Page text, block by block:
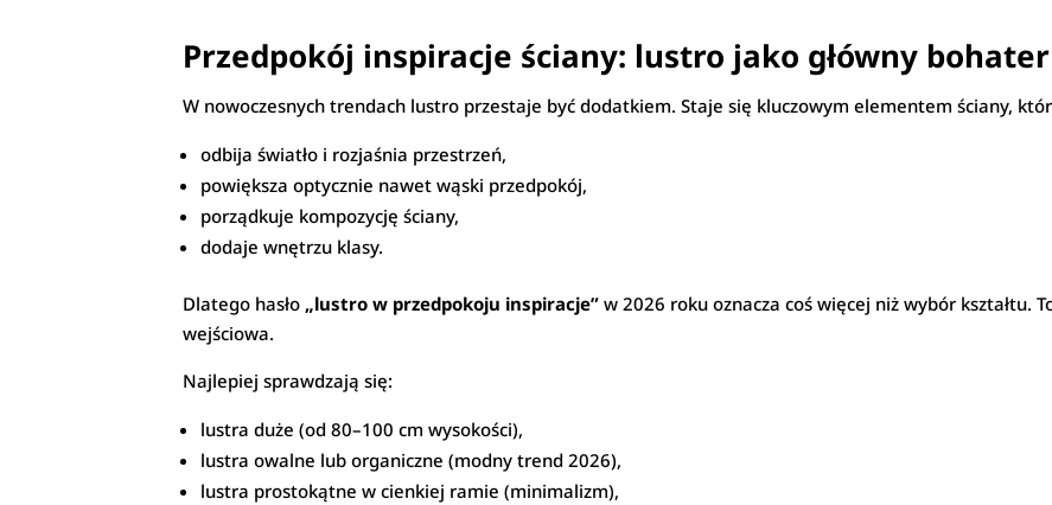
Przedpokój inspiracje ściany: lustro jako główny
W nowoczesnych trendach lustro przestaje być dodatkiem. Staje się kluczowym elementem ściany,
odbija światło i rozjaśnia przestrzeń,
powiększa optycznie nawet wąski przedpokój,
porządkuje kompozycję ściany,
dodaje wnętrzu klasy.
Dlatego hasło „lustro w przedpokoju inspiracje” w 2026 roku oznacza coś więcej niż wybór kształtu.
wejściowa.
Najlepiej sprawdzają się:
lustra duże (od 80–100 cm wysokości),
lustra owalne lub organiczne (modny trend 2026),
lustra prostokątne w cienkiej ramie (minimalizm),